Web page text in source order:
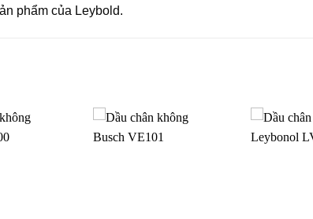
phẩm của Leybold.